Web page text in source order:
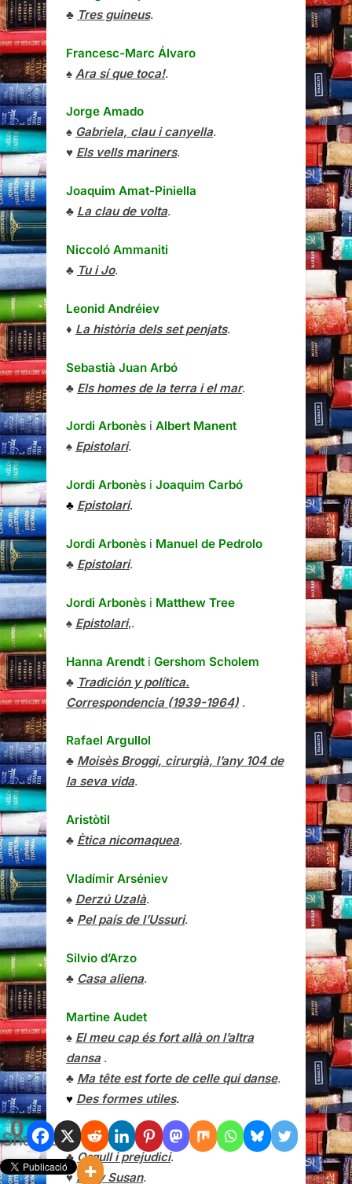
0
Shares
♣ Tres guineus.
Francesc-Marc Álvaro
♠ Ara sí que toca!.
Jorge Amado
♠ Gabriela, clau i canyella.
♥ Els vells mariners.
Joaquim Amat-Piniella
♣ La clau de volta.
Niccoló Ammaniti
♣ Tu i Jo.
Leonid Andréiev
♦ La història dels set penjats.
Sebastià Juan Arbó
♣ Els homes de la terra i el mar.
Jordi Arbonès i Albert Manent
♠ Epistolari.
Jordi Arbonès i Joaquim Carbó
♣ Epistolari.
Jordi Arbonès i Manuel de Pedrolo
♣ Epistolari.
Jordi Arbonès i Matthew Tree
♠ Epistolari,.
Hanna Arendt i Gershom Scholem
♣ Tradición y política.
Correspondencia (1939-1964) .
Rafael Argullol
♣ Moisès Broggi, cirurgià, l’any 104 de
la seva vida.
Aristòtil
♣ Ètica nicomaquea.
Vladímir Arséniev
♠ Derzú Uzalà.
♣ Pel país de l’Ussuri.
Silvio d’Arzo
♣ Casa aliena.
Martine Audet
♠ El meu cap és fort allà on l’altra
dansa.
♣ Ma tête est forte de celle qui danse.
♥ Des formes utiles.
Jane Austen
♣ Orgull i prejudici.
♥Lady Susan.